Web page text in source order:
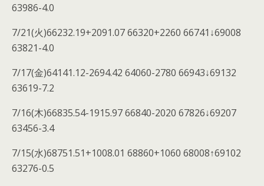
63986-4.0
7/21(火)66232.19+2091.07 66320+2260 66741↓69008
63821-4.0
7/17(金)64141.12-2694.42 64060-2780 66943↓69132
63619-7.2
7/16(木)66835.54-1915.97 66840-2020 67826↓69207
63456-3.4
7/15(水)68751.51+1008.01 68860+1060 68008↑69102
63276-0.5